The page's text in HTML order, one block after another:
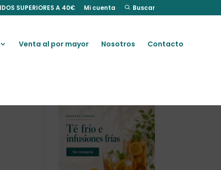
SUPERIORES A 40€ Mi cuenta Buscar
Venta al por mayor Nosotros Contacto